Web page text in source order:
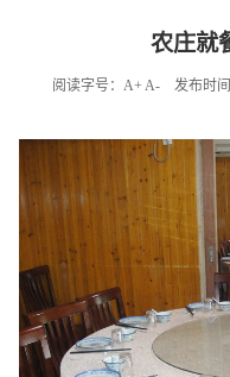
农庄就
阅读字号： A+ A- 发布时间